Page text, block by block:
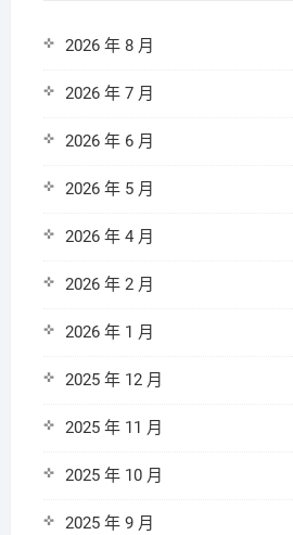
2026 年 8 月
2026 年 7 月
2026 年 6 月
2026 年 5 月
2026 年 4 月
2026 年 2 月
2026 年 1 月
2025 年 12 月
2025 年 11 月
2025 年 10 月
2025 年 9 月